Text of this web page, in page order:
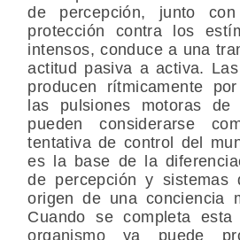
de percepción, junto
protección contra los
intensos, conduce a una
actitud pasiva a activa.
producen rítmicamente
las pulsiones motoras
pueden considerarse
tentativa de control del
es la base de la
de percepción y sistemas
origen de una conciencia
Cuando se completa esta
organismo ya puede